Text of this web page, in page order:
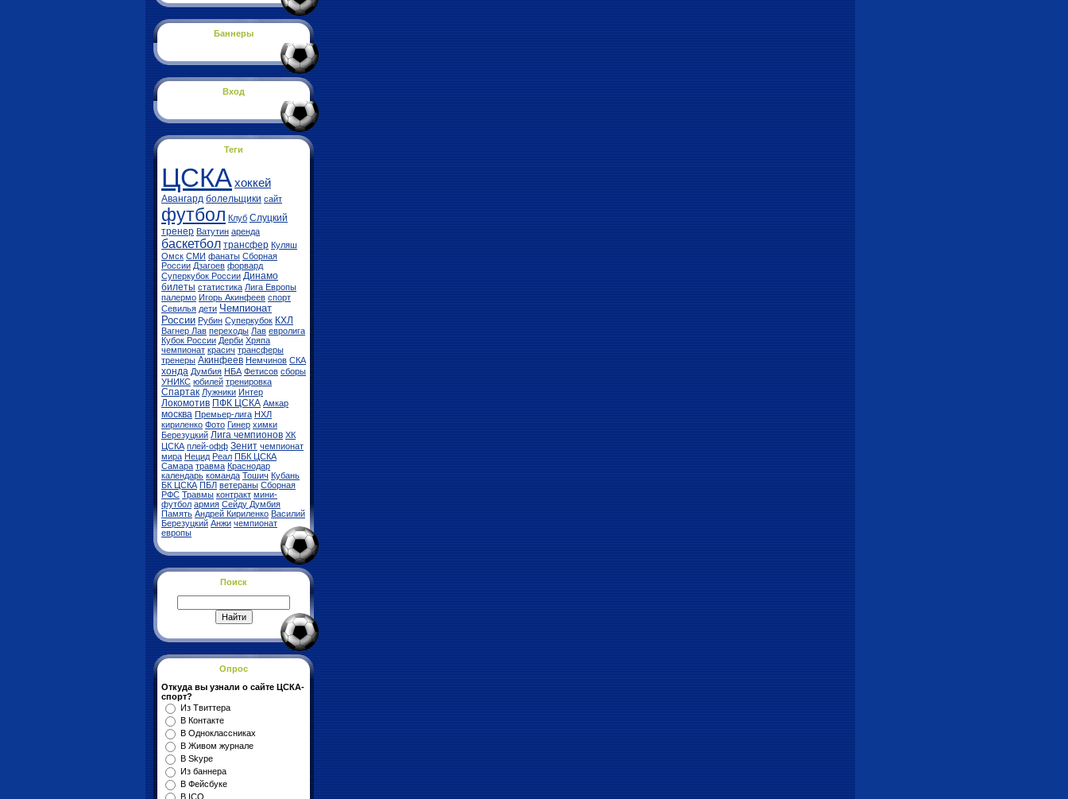
Баннеры
Вход
Теги
ЦСКАхоккей
Авангард болельщики сайт
футбол Клуб Слуцкий
тренер Ватутин аренда
баскетбол трансфер Куляш
Омск СМИ фанаты Сборная
России Дзагоев форвард
Суперкубок России Динамо
билеты статистика Лига Европы
палермо Игорь Акинфеев спорт
Севилья дети Чемпионат
России Рубин Суперкубок КХЛ
Вагнер Лав переходы Лав евролига
Кубок России Дерби Хряпа
чемпионат красич трансферы
тренеры Акинфеев Немчинов СКА
хонда Думбия НБА Фетисов сборы
УНИКС юбилей тренировка
Спартак Лужники Интер
Локомотив ПФК ЦСКА Амкар
москва Премьер-лига НХЛ
кириленко Фото Гинер химки
Березуцкий Лига чемпионов ХК
ЦСКА плей-офф Зенит чемпионат
мира Нецид Реал ПБК ЦСКА
Самара травма Краснодар
календарь команда Тошич Кубань
БК ЦСКА ПБЛ ветераны Сборная
РФС Травмы контракт мини-
футбол армия Сейду Думбия
Память Андрей Кириленко Василий
Березуцкий Анжи чемпионат
европы
Поиск
Опрос
Откуда вы узнали о сайте ЦСКА-
спорт?
Из Твиттера
В Контакте
В Одноклассниках
В Живом журнале
В Skype
Из баннера
В Фейсбуке
В ICQ